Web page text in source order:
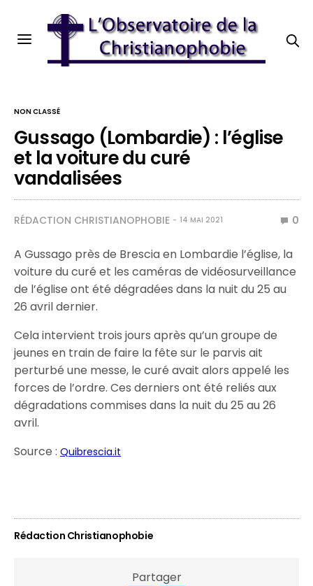
NON CLASSÉ
Gussago (Lombardie) : l’église
et la voiture du curé
vandalisées
RÉDACTION CHRISTIANOPHOBIE 14 MAI 2021 0
A Gussago près de Brescia en Lombardie l’église, la
voiture du curé et les caméras de vidéosurveillance
de l’église ont été dégradées dans la nuit du 25 au
26 avril dernier.
Cela intervient trois jours après qu’un groupe de
jeunes en train de faire la fête sur le parvis ait
perturbé une messe, le curé avait alors appelé les
forces de l’ordre. Ces derniers ont été reliés aux
dégradations commises dans la nuit du 25 au 26
avril.
Source :Quibrescia.it
Rédaction Christianophobie
Partager